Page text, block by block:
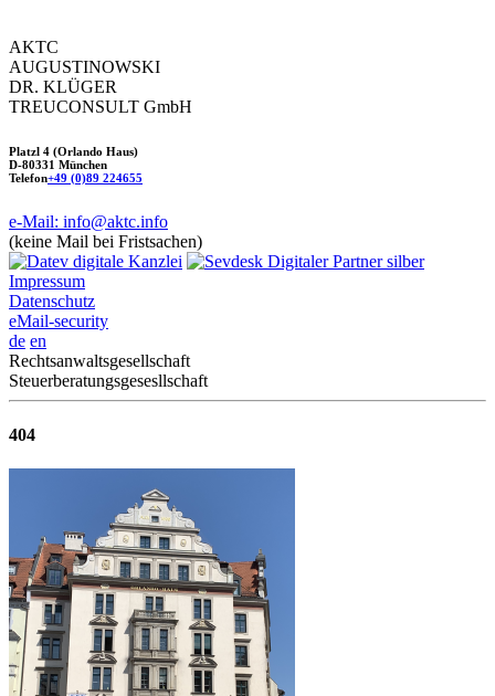
AKTC
AUGUSTINOWSKI
DR. KLÜGER
TREUCONSULT GmbH
Platzl 4 (Orlando Haus)
D-80331 München
Telefon+49 (0)89 224655
e-Mail: info@aktc.info
(keine Mail bei Fristsachen)
Impressum
Datenschutz
eMail-security
de en
Rechtsanwaltsgesellschaft
Steuerberatungsgesesllschaft
404